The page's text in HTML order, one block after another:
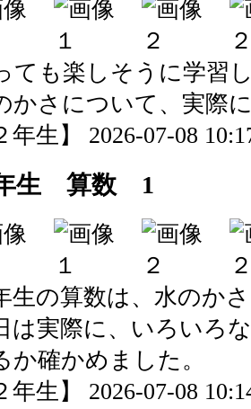
ても楽しそうに学習
かさについて、実際
年生】 2026-07-08
生 算数 1
生の算数は、水のか
は実際に、いろいろ
か確かめました。
年生】 2026-07-08